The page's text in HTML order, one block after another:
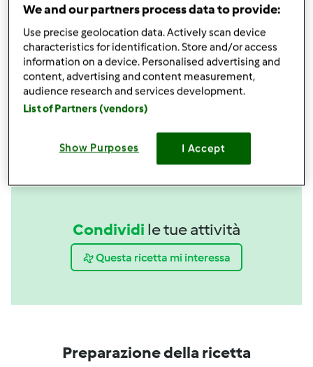
Accessori che ti serviranno
Spatola
acquista
Boccale Completo TM6
acquista
Condividi le tue attività
Questa ricetta mi interessa
Preparazione della ricetta
We and our partners process data to provide:
Use precise geolocation data. Actively scan device
characteristics for identification. Store and/or access
information on a device. Personalised advertising and
content, advertising and content measurement,
audience research and services development.
List of Partners (vendors)
Show Purposes I Accept